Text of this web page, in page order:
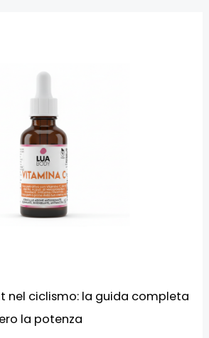
nel ciclismo: la guida completa
la potenza